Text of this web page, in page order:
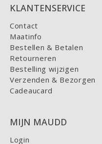
KLANTENSERVICE
Contact
Maatinfo
Bestellen & Betalen
Retourneren
Bestelling wijzigen
Verzenden & Bezorgen
Cadeaucard
MIJN MAUDD
Login